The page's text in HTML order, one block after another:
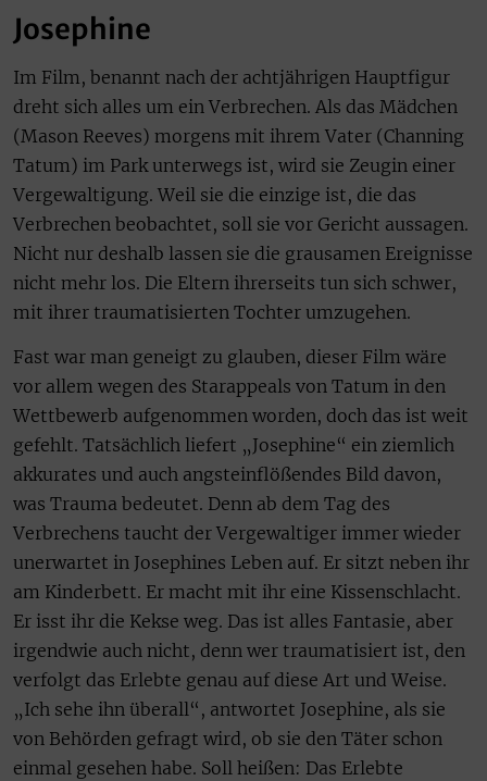
Josephine
Im Film, benannt nach der achtjährigen Hauptfigur
dreht sich alles um ein Verbrechen. Als das Mädchen
(Mason Reeves) morgens mit ihrem Vater (Channing
Tatum) im Park unterwegs ist, wird sie Zeugin einer
Vergewaltigung. Weil sie die einzige ist, die das
Verbrechen beobachtet, soll sie vor Gericht aussagen.
Nicht nur deshalb lassen sie die grausamen Ereignisse
nicht mehr los. Die Eltern ihrerseits tun sich schwer,
mit ihrer traumatisierten Tochter umzugehen.
Fast war man geneigt zu glauben, dieser Film wäre
vor allem wegen des Starappeals von Tatum in den
Wettbewerb aufgenommen worden, doch das ist weit
gefehlt. Tatsächlich liefert „Josephine“ ein ziemlich
akkurates und auch angsteinflößendes Bild davon,
was Trauma bedeutet. Denn ab dem Tag des
Verbrechens taucht der Vergewaltiger immer wieder
unerwartet in Josephines Leben auf. Er sitzt neben ihr
am Kinderbett. Er macht mit ihr eine Kissenschlacht.
Er isst ihr die Kekse weg. Das ist alles Fantasie, aber
irgendwie auch nicht, denn wer traumatisiert ist, den
verfolgt das Erlebte genau auf diese Art und Weise.
„Ich sehe ihn überall“, antwortet Josephine, als sie
von Behörden gefragt wird, ob sie den Täter schon
einmal gesehen habe. Soll heißen: Das Erlebte